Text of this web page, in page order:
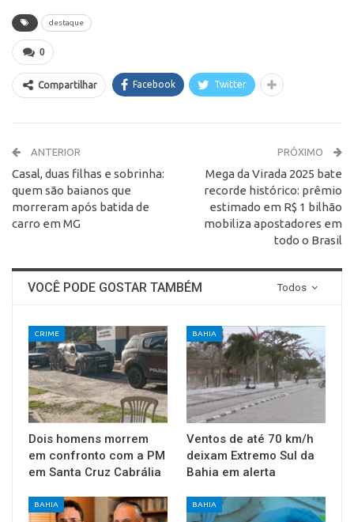
destaque
0
Compartilhar Facebook Twitter
ANTERIOR
Casal, duas filhas e sobrinha:
quem são baianos que
morreram após batida de
carro em MG
PRÓXIMO
Mega da Virada 2025 bate
recorde histórico: prêmio
estimado em R$ 1 bilhão
mobiliza apostadores em
todo o Brasil
Todos
VOCÊ PODE GOSTAR TAMBÉM
CRIME
Dois homens morrem
em confronto com a PM
em Santa Cruz Cabrália
BAHIA
Ventos de até 70 km/h
deixam Extremo Sul da
Bahia em alerta
BAHIA BAHIA